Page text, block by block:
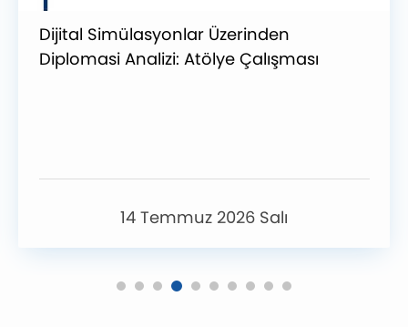
Dijital Simülasyonlar Üzerinden
Diplomasi Analizi: Atölye Çalışması
14 Temmuz 2026 Salı